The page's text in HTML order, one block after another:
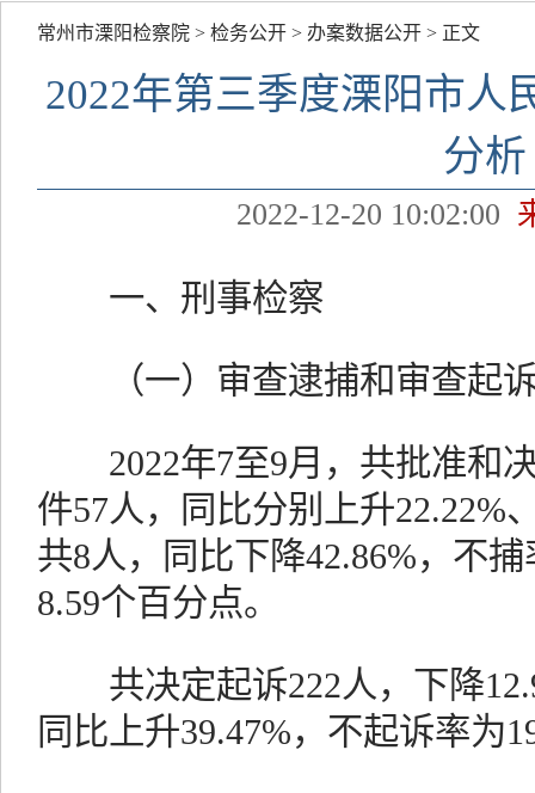
常州市溧阳检察院 > 检务公开 > 办案数据公开 > 正文
2022年第三季度溧阳市人
分析
2022-12-20 10:02:00
一、刑事检察
（一）审查逮捕和审查起
2022年7至9月，共批准和
件57人，同比分别上升22.22%
共8人，同比下降42.86%，不
8.59个百分点。
共决定起诉222人，下降
同比上升39.47%，不起诉率为